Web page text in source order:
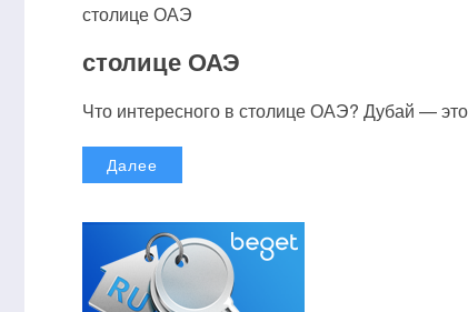
столице ОАЭ
Что интересного в столице ОАЭ? Дубай —
Далее